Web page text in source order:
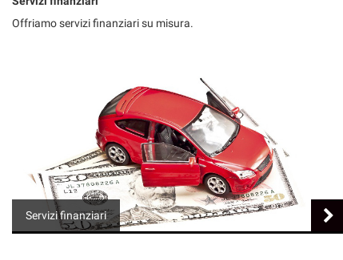
Offriamo servizi finanziari su misura.
Servizi finanziari